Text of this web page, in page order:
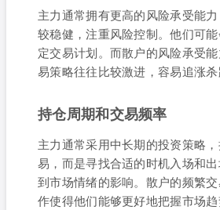
主力通常拥有更高的风险承受能
较稳健，注重风险控制。他们可
定交易计划。而散户的风险承受
易策略往往比较激进，容易追涨
持仓周期和交易频率
主力通常采用中长期的投资策略
易，而是寻找合适的时机入场和
到市场情绪的影响。散户的频繁
作使得他们能够更好地把握市场